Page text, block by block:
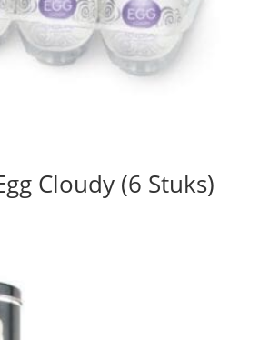
Cloudy (6 Stuks)